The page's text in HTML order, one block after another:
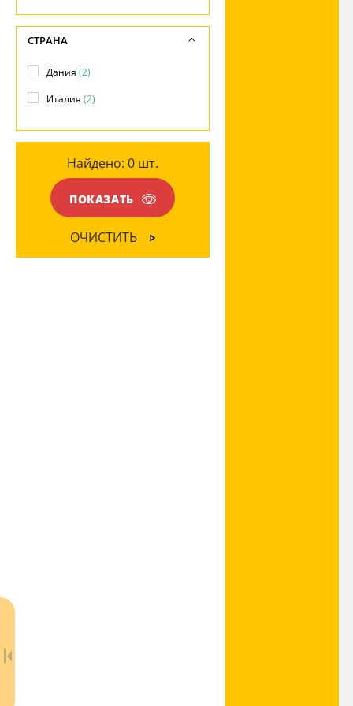
НАПРАВЛЕНИЕ
Вверх
Хрусталь(1)
ЦВЕТ ПЛАФОНОВ
Белый(1)
Глянцевый(2)
СТРАНА
Дания (2)
Италия (2)
Найдено: 0 шт.
ПОКАЗАТЬ
ОЧИСТИТЬ